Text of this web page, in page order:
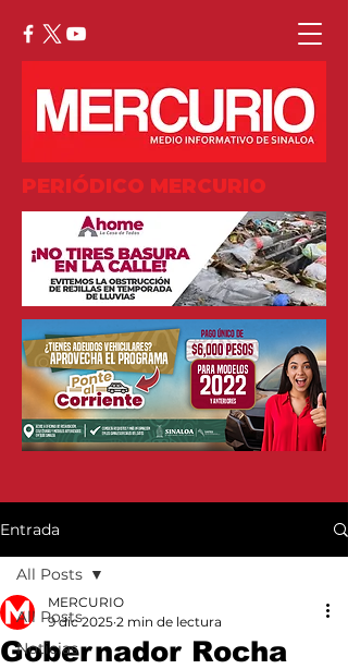
PERIÓDICO MERCURIO
Entrada
All Posts
Noticias
All Posts
Gobernador Rocha
MERCURIO
9 dic 2025 2 min de lectura